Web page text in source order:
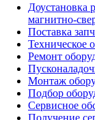
Доустановка
магнитно-
Поставка
Техническое
Ремонт
Монтаж
Подбор
Сервисное
Получение